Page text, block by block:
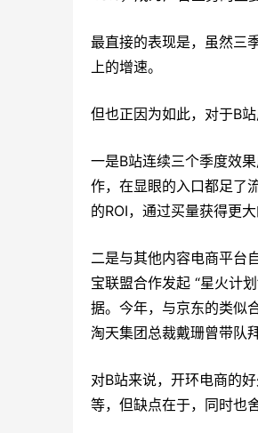
最直接的表现是，虽然三
上的增速。
但也正因为如此，对于B
一是B站连续三个季度效
作，在显眼的入口都足了
的ROI，通过买量获得更
二是与其他内容电商平台
宝联盟合作发起 “星火计
据。今年，与京东的类似
淘天集团总裁戴珊曾带队
对B站来说，开环电商的
等，但缺点在于，同时也